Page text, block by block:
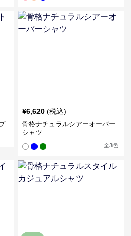
¥6,620 (税込)
骨格ナチュラルシアーオーバー
シャツ
全3色